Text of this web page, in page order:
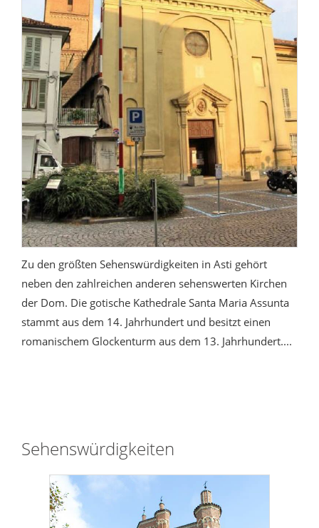
Zu den größten Sehenswürdigkeiten in Asti gehört
neben den zahlreichen anderen sehenswerten Kirchen
der Dom. Die gotische Kathedrale Santa Maria Assunta
stammt aus dem 14. Jahrhundert und besitzt einen
romanischem Glockenturm aus dem 13. Jahrhundert....
Sehenswürdigkeiten